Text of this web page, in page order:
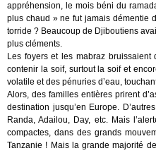
appréhension, le mois béni du
plus chaud » ne fut jamais démentie
torride ? Beaucoup de Djiboutiens
plus cléments.
Les foyers et les mabraz bruissaient
contenir la soif, surtout la soif et
volatile et des pénuries d’eau,
Alors, des familles entières prirent
destination jusqu’en Europe.
Randa, Adailou, Day, etc. Mais
compactes, dans des grands
Tanzanie ! Mais la grande majorité